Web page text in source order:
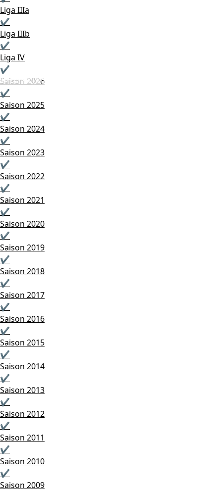
Liga IIIa
✔
Liga IIIb
✔
Liga IV
✔
Saison 2025
Saison 2026
✔
Saison 2025
✔
Saison 2024
✔
Saison 2023
✔
Saison 2022
✔
Saison 2021
✔
Saison 2020
✔
Saison 2019
✔
Saison 2018
✔
Saison 2017
✔
Saison 2016
✔
Saison 2015
✔
Saison 2014
✔
Saison 2013
✔
Saison 2012
✔
Saison 2011
✔
Saison 2010
✔
Saison 2009